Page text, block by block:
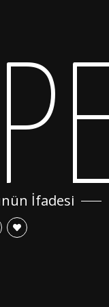
İfadesi